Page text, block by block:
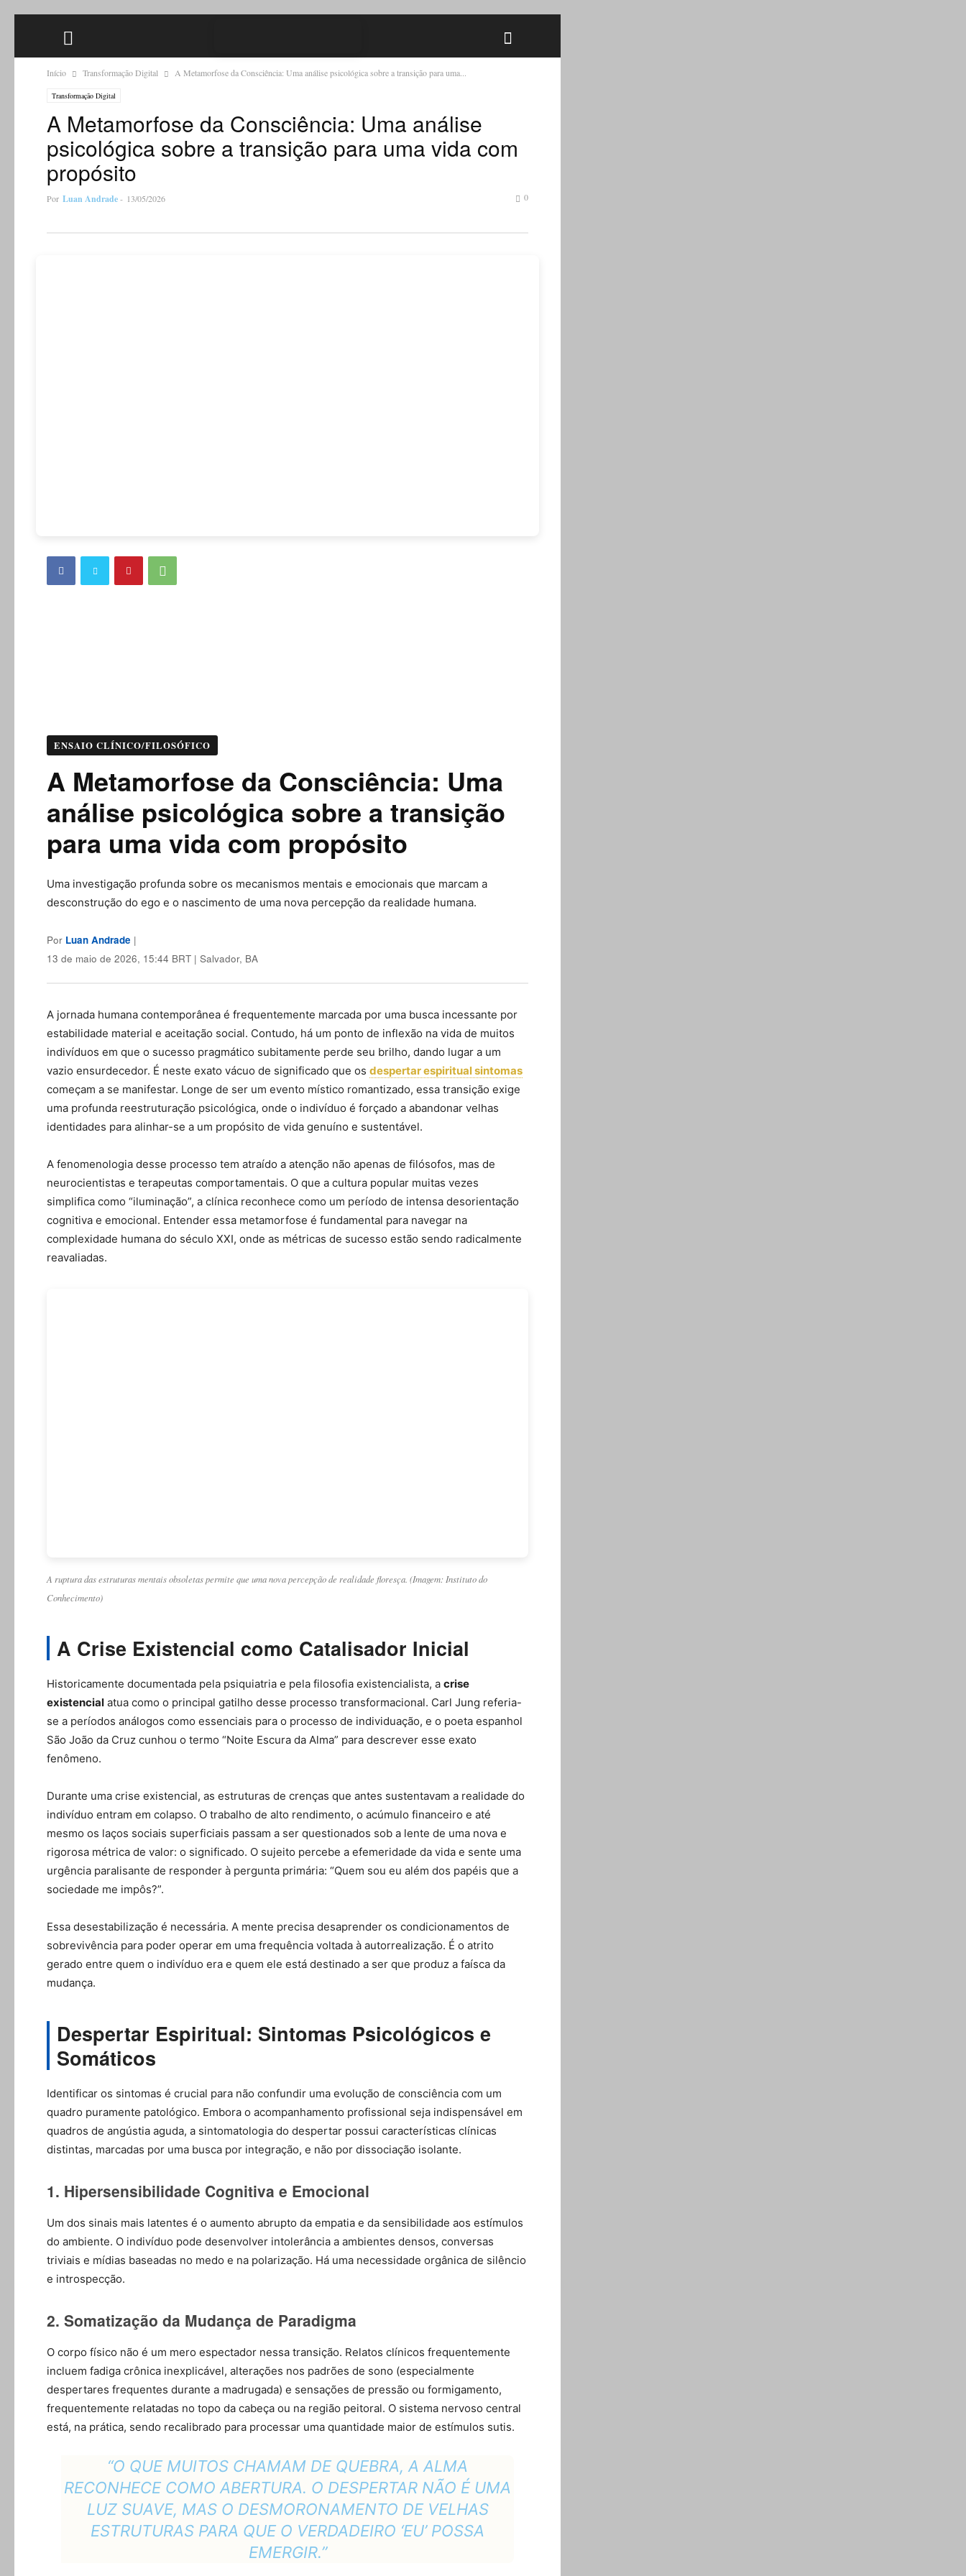
Início Transformação Digital A Metamorfose da Consciência: Uma análise psicológica sobre a transição para uma...
Transformação Digital
A Metamorfose da Consciência: Uma análise
psicológica sobre a transição para uma vida com
propósito
Por Luan Andrade- 13/05/2026 0
ENSAIO CLÍNICO/FILOSÓFICO
A Metamorfose da Consciência: Uma
análise psicológica sobre a transição
para uma vida com propósito
Uma investigação profunda sobre os mecanismos mentais e emocionais que marcam a
desconstrução do ego e o nascimento de uma nova percepção da realidade humana.
Por Luan Andrade |
13 de maio de 2026, 15:44 BRT | Salvador, BA
A jornada humana contemporânea é frequentemente marcada por uma busca incessante por
estabilidade material e aceitação social. Contudo, há um ponto de inflexão na vida de muitos
indivíduos em que o sucesso pragmático subitamente perde seu brilho, dando lugar a um
vazio ensurdecedor. É neste exato vácuo de significado que os despertar espiritual sintomas
começam a se manifestar. Longe de ser um evento místico romantizado, essa transição exige
uma profunda reestruturação psicológica, onde o indivíduo é forçado a abandonar velhas
identidades para alinhar-se a um propósito de vida genuíno e sustentável.
A fenomenologia desse processo tem atraído a atenção não apenas de filósofos, mas de
neurocientistas e terapeutas comportamentais. O que a cultura popular muitas vezes
simplifica como “iluminação”, a clínica reconhece como um período de intensa desorientação
cognitiva e emocional. Entender essa metamorfose é fundamental para navegar na
complexidade humana do século XXI, onde as métricas de sucesso estão sendo radicalmente
reavaliadas.
A ruptura das estruturas mentais obsoletas permite que uma nova percepção de realidade floresça. (Imagem: Instituto do
Conhecimento)
A Crise Existencial como Catalisador Inicial
Historicamente documentada pela psiquiatria e pela filosofia existencialista, a crise
existencial atua como o principal gatilho desse processo transformacional. Carl Jung referia-
se a períodos análogos como essenciais para o processo de individuação, e o poeta espanhol
São João da Cruz cunhou o termo “Noite Escura da Alma” para descrever esse exato
fenômeno.
Durante uma crise existencial, as estruturas de crenças que antes sustentavam a realidade do
indivíduo entram em colapso. O trabalho de alto rendimento, o acúmulo financeiro e até
mesmo os laços sociais superficiais passam a ser questionados sob a lente de uma nova e
rigorosa métrica de valor: o significado. O sujeito percebe a efemeridade da vida e sente uma
urgência paralisante de responder à pergunta primária: “Quem sou eu além dos papéis que a
sociedade me impôs?”.
Essa desestabilização é necessária. A mente precisa desaprender os condicionamentos de
sobrevivência para poder operar em uma frequência voltada à autorrealização. É o atrito
gerado entre quem o indivíduo era e quem ele está destinado a ser que produz a faísca da
mudança.
Despertar Espiritual: Sintomas Psicológicos e
Somáticos
Identificar os sintomas é crucial para não confundir uma evolução de consciência com um
quadro puramente patológico. Embora o acompanhamento profissional seja indispensável em
quadros de angústia aguda, a sintomatologia do despertar possui características clínicas
distintas, marcadas por uma busca por integração, e não por dissociação isolante.
1. Hipersensibilidade Cognitiva e Emocional
Um dos sinais mais latentes é o aumento abrupto da empatia e da sensibilidade aos estímulos
do ambiente. O indivíduo pode desenvolver intolerância a ambientes densos, conversas
triviais e mídias baseadas no medo e na polarização. Há uma necessidade orgânica de silêncio
e introspecção.
2. Somatização da Mudança de Paradigma
O corpo físico não é um mero espectador nessa transição. Relatos clínicos frequentemente
incluem fadiga crônica inexplicável, alterações nos padrões de sono (especialmente
despertares frequentes durante a madrugada) e sensações de pressão ou formigamento,
frequentemente relatadas no topo da cabeça ou na região peitoral. O sistema nervoso central
está, na prática, sendo recalibrado para processar uma quantidade maior de estímulos sutis.
“O QUE MUITOS CHAMAM DE QUEBRA, A ALMA
RECONHECE COMO ABERTURA. O DESPERTAR NÃO É UMA
LUZ SUAVE, MAS O DESMORONAMENTO DE VELHAS
ESTRUTURAS PARA QUE O VERDADEIRO ‘EU’ POSSA
EMERGIR.”